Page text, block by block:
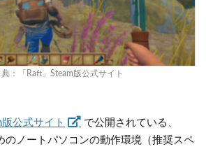
： 「Raft」Steam版公式サイト
版公式サイト
で公開されている、
のノートパソコンの動作環境（推奨スペ